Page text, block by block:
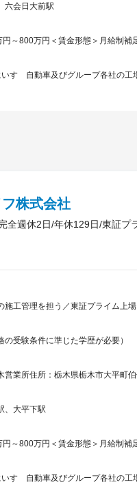
六会日大前駅
円～800万円＜賃金形態＞月給制補
すゞ自動車及びグループ各社の工
株式会社
全週休2日/年休129日/東証
施工管理を担う／東証プライム上
受験条件に準じた学歴が必要）
営業所住所：栃木県栃木市大平町
、大平下駅
円～800万円＜賃金形態＞月給制
すゞ自動車及びグループ各社の